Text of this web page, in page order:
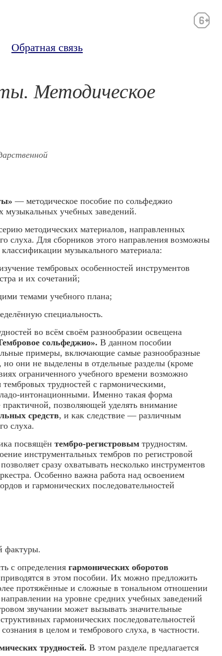
Обратная связь
Методическое
— методическое пособие по сольфеджио
музыкальных учебных заведений.
методических материалов, направленных
слуха. Для сборников этого направления возможны
музыкального материала:
тембровых особенностей инструментов
и их сочетаний;
темами учебного плана;
специальность.
во всём своём разнообразии освещена
сольфеджио». В данном пособии
примеры, включающие самые разнообразные
но они не выделены в отдельные разделы (кроме
ограниченного учебного времени возможно
трудностей с гармоническими,
интонационными. Именно такая форма
практичной, позволяющей уделять внимание
средств, и как следствие — различным
слуха.
посвящён тембро-регистровым трудностям.
инструментальных тембров по регистровой
сразу охватывать несколько инструментов
Особенно важна работа над освоением
и гармонических последовательностей
фактуры.
с определения гармонических оборотов
в этом пособии. Их можно предложить
протяжённые и сложные в тональном отношении
на уровне средних учебных заведений
звучании может вызывать значительные
гармонических последовательностей
в целом и тембрового слуха, в частности.
х трудностей. В этом разделе предлагается